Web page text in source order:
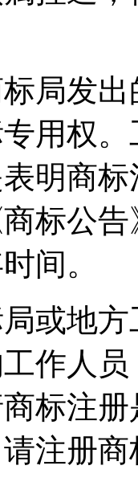
局发
用权
明商
标公
间。
或地
作人
标注
注册